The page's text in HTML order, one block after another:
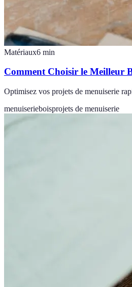
Matériaux6 min
Comment Choisir le Meilleur
Optimisez vos projets de menuiserie
menuiserieboisprojets de menuiserie